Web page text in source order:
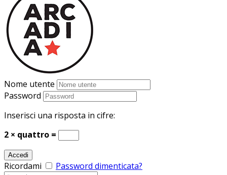
Nome utente
Password
Inserisci una risposta in cifre:
2 × quattro =
Ricordami Password dimenticata?